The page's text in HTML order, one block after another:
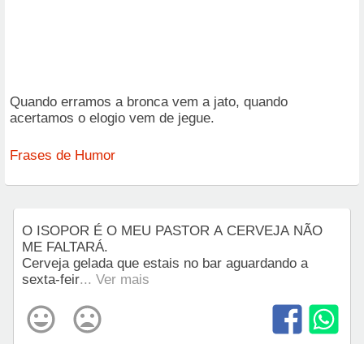
Quando erramos a bronca vem a jato, quando
acertamos o elogio vem de jegue.
Frases de Humor
O ISOPOR É O MEU PASTOR A CERVEJA NÃO
ME FALTARÁ.
Cerveja gelada que estais no bar aguardando a
sexta-feir... Ver mais